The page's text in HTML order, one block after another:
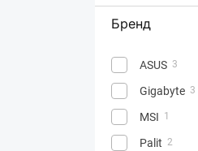
Бренд
ASUS 3
Gigabyte 3
MSI 1
Palit 2